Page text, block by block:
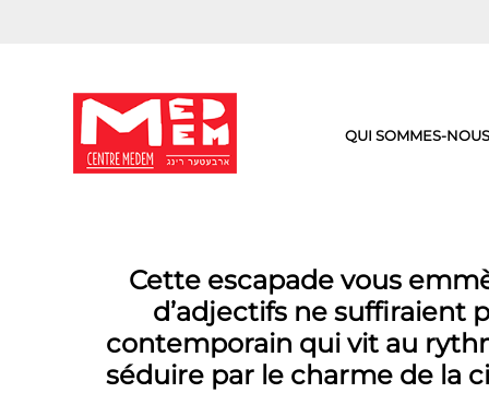
QUI SOMMES-
Cette escapade vous
d’adjectifs ne suffiraient
contemporain qui vit au
séduire par le charme de la